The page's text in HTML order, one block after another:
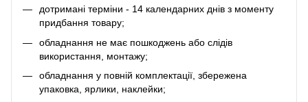
дотримані терміни - 14 календарних днів з моменту
придбання товару;
обладнання не має пошкоджень або слідів
використання, монтажу;
обладнання у повній комплектації, збережена
упаковка, ярлики, наклейки;